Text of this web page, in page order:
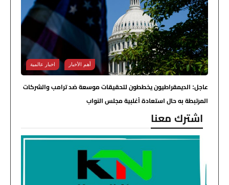
أهم الأخبار اخبار عالمية
عاجل: الديمقراطيون يخططون لتحقيقات موسعة ضد ترامب والشركات
المرتبطة به حال استعادة أغلبية مجلس النواب
اشترك معنا